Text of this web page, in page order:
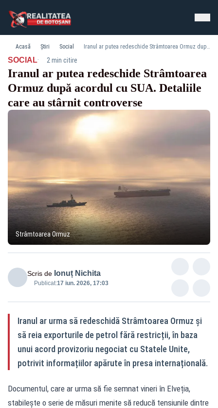
Acasă Știri Social Iranul ar putea redeschide Strâmtoarea Ormuz după acordul cu SUA. Detaliile care au stârnit controverse
SOCIAL· 2 min citire
Iranul ar putea redeschide Strâmtoarea
Ormuz după acordul cu SUA. Detaliile
care au stârnit controverse
Strâmtoarea Ormuz
Scris de Ionuț Nichita
Publicat:17 iun. 2026, 17:03
Iranul ar urma să redeschidă Strâmtoarea Ormuz și
să reia exporturile de petrol fără restricții, în baza
unui acord provizoriu negociat cu Statele Unite,
potrivit informațiilor apărute în presa internațională.
Documentul, care ar urma să fie semnat vineri în Elveția,
stabilește o serie de măsuri menite să reducă tensiunile dintre